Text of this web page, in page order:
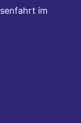
im